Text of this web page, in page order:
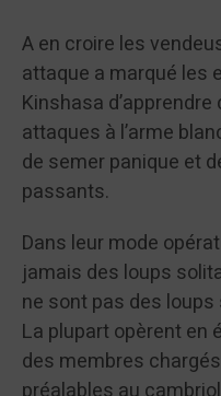
A en croire les
attaque a marqué les
Kinshasa
attaques à l’arme
de semer panique et
passants.
Dans leur mode
jamais des loups
ne sont pas des
La plupart opèrent en
des membres